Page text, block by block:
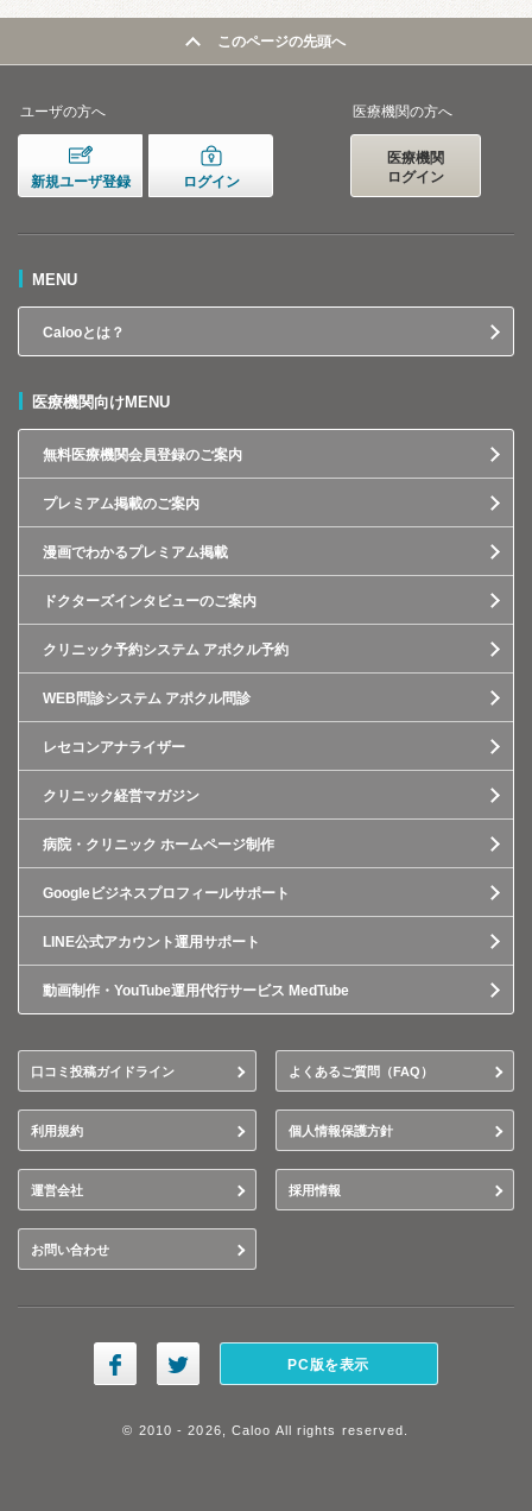
このページの先頭へ
ユーザの方へ
新規ユーザ登録 ログイン
医療機関の方へ
医療機関
ログイン
MENU
Calooとは？
医療機関向けMENU
無料医療機関会員登録のご案内
プレミアム掲載のご案内
漫画でわかるプレミアム掲載
ドクターズインタビューのご案内
クリニック予約システム アポクル予約
WEB問診システム アポクル問診
レセコンアナライザー
クリニック経営マガジン
病院・クリニック ホームページ制作
Googleビジネスプロフィールサポート
LINE公式アカウント運用サポート
動画制作・YouTube運用代行サービス MedTube
口コミ投稿ガイドライン よくあるご質問（FAQ）
利用規約 個人情報保護方針
運営会社 採用情報
お問い合わせ
PC版を表示
© 2010 - 2026, Caloo All rights reserved.